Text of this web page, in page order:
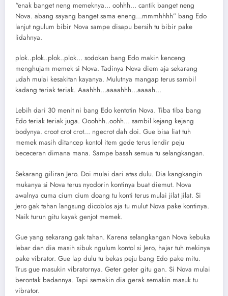
“enak banget neng memeknya… oohhh… cantik banget neng
Nova. abang sayang banget sama eneng…mmmhhhh” bang Edo
lanjut ngulum bibir Nova sampe disapu bersih tu bibir pake
lidahnya.
plok..plok..plok..plok… sodokan bang Edo makin kenceng
menghujam memek si Nova. Tadinya Nova diem aja sekarang
udah mulai kesakitan kayanya. Mulutnya mangap terus sambil
kadang teriak teriak. Aaahhh…aaaahhh…aaaah…
Lebih dari 30 menit ni bang Edo kentotin Nova. Tiba tiba bang
Edo teriak teriak juga. Ooohhh..oohh… sambil kejang kejang
bodynya. croot crot crot… ngecrot dah doi. Gue bisa liat tuh
memek masih ditancep kontol item gede terus lendir peju
bececeran dimana mana. Sampe basah semua tu selangkangan.
Sekarang giliran Jero. Doi mulai dari atas dulu. Dia kangkangin
mukanya si Nova terus nyodorin kontinya buat diemut. Nova
awalnya cuma cium cium doang tu konti terus mulai jilat jilat. Si
Jero gak tahan langsung dicoblos aja tu mulut Nova pake kontinya.
Naik turun gitu kayak genjot memek.
Gue yang sekarang gak tahan. Karena selangkangan Nova kebuka
lebar dan dia masih sibuk ngulum kontol si Jero, hajar tuh mekinya
pake vibrator. Gue lap dulu tu bekas peju bang Edo pake mitu.
Trus gue masukin vibratornya. Geter geter gitu gan. Si Nova mulai
berontak badannya. Tapi semakin dia gerak semakin masuk tu
vibrator.